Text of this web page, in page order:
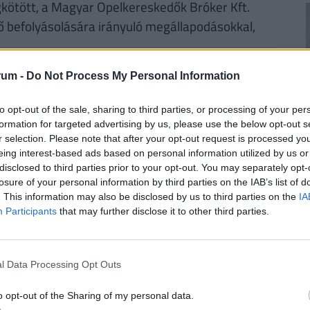
- Do Not Process My Personal Information
opt-out of the sale, sharing to third parties, or processing of your
for targeted advertising by us, please use the below opt-out
selection. Please note that after your opt-out request is processed
interest-based ads based on personal information utilized by us
to third parties prior to your opt-out. You may separately
of your personal information by third parties on the IAB’s list of
This information may also be disclosed by us to third parties on the
Participants that may further disclose it to other third parties.
Data Processing Opt Outs
opt-out of the Sharing of my personal data.
a Magyar Opelkereskedők Bróker Kft.
irányuló megállapodásokkal,
HA NYUGDÍJBA MEGY: EGYSZERŰ
örvendenek anyugdíjmegtakarítási
. Mivel évtizedekre előre tekintve az
garancia, úgy tűnik ez időskori
Demennyi pénzhez is juthatunk egy
védhetjük ki egy ilyen megtakarítással pénzünk
a cikkben, illetve a Pénzcentrumnyugdíj
Alkusz Kft. az általuk 2002. január